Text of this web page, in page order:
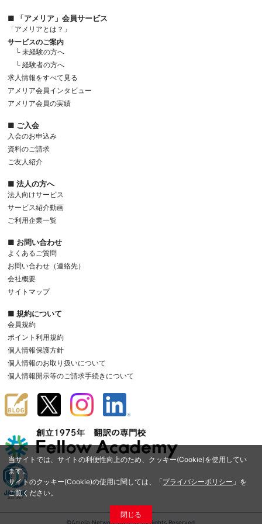
当サイトでは、サイトの利便性向上のため、クッキー(Cookie)を使用してい
ます。
サイトのクッキー(Cookie)の使用に関しては、「プライバシーポリシー 」を
ご覧ください。
閉じる
■ 「アメリア」会員サービス
「アメリアとは？」
サービスのご案内
└ 未経験の方へ
└ 経験者の方へ
求人情報をすべて見る
アメリア会員インタビュー
アメリア会員の実績
■ ご入会
入会のお申込み
資料のご請求
ご友人紹介
■ 法人の方へ
法人向けサービス
サービス紹介動画
ご利用企業一覧
■ お問い合わせ
よくあるご質問
お問い合わせ（連絡先）
会社概要
サイトマップ
■ 規約について
会員規約
ポイント利用規約
個人情報保護方針
個人情報のお取り扱いについて
個人情報開示等のご請求手続きについて
©Amelia Network Co.,Ltd. All Rights Reserved.